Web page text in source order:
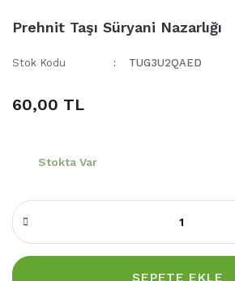
Prehnit Taşı Süryani Nazarlığı
Stok Kodu TUG3U2QAED
60,00 TL
Stokta Var
SEPETE EKLE